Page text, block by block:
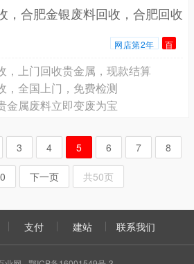
，合肥金银废料回收，合肥回收
网店第2年 百
，上门回收贵金属，现款结算
，全国上门，免费检测
金属废料立即变废为宝
3 4 5 6 7 8
下一页 共50页
支付 建站 联系我们